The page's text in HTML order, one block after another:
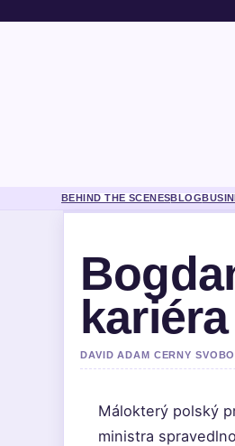
BEHIND THE SCENESBLOG
DAVID ADAM CERNY
Málokterý polský
ministra